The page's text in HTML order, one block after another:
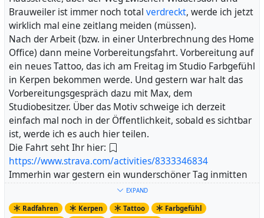
Brauweiler ist immer noch total verdreckt, werde ich jetzt
wirklich mal eine zeitlang meiden (müssen).
Nach der Arbeit (bzw. in einer Unterbrechnung des Home
Office) dann meine Vorbereitungsfahrt. Vorbereitung auf
ein neues Tattoo, das ich am Freitag im Studio Farbgefühl
in Kerpen bekommen werde. Und gestern war halt das
Vorbereitungsgespräch dazu mit Max, dem
Studiobesitzer. Über das Motiv schweige ich derzeit
einfach mal noch in der Öffentlichkeit, sobald es sichtbar
ist, werde ich es auch hier teilen.
Die Fahrt seht Ihr hier:
https://www.strava.com/activities/8333346834
Immerhin war gestern ein wunderschöner Tag inmitten
einer ziemlichen Schlechtwetterphase. Sonnig, und dann
entstehen eben auch solche Eindrücke:
https://pixelfed.de/p/Axel.Fell/516125053952508059
EXPAND
Radfahren Kerpen Tattoo
Farbgefühl